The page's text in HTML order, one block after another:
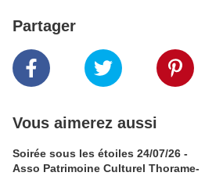
Partager
Vous aimerez aussi
Soirée sous les étoiles 24/07/26 -
Asso Patrimoine Culturel Thorame-